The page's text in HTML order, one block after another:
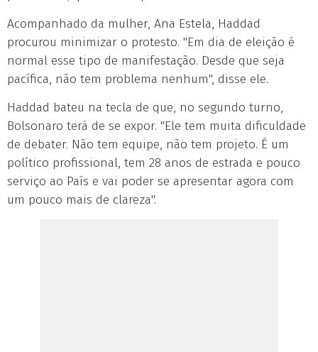
Acompanhado da mulher, Ana Estela, Haddad
procurou minimizar o protesto. "Em dia de eleição é
normal esse tipo de manifestação. Desde que seja
pacífica, não tem problema nenhum", disse ele.
Haddad bateu na tecla de que, no segundo turno,
Bolsonaro terá de se expor. "Ele tem muita dificuldade
de debater. Não tem equipe, não tem projeto. É um
político profissional, tem 28 anos de estrada e pouco
serviço ao País e vai poder se apresentar agora com
um pouco mais de clareza".